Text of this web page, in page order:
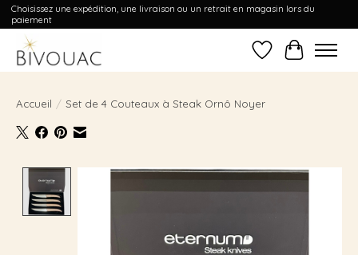
Choisissez une expédition, une livraison ou un retrait en magasin lors du
paiement
Liste dePanier
Accueil / Set de 4 Couteaux à Steak Ornô Noyer
Product image slideshow Items